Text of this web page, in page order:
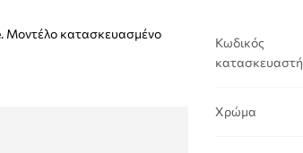
Μοντέλο κατασκευασμένο
Κωδικός
κατασκευαστή
Χρώμα